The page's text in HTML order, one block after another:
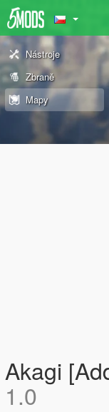
Nástroje
Zbraně
Mapy
Akagi
1.0